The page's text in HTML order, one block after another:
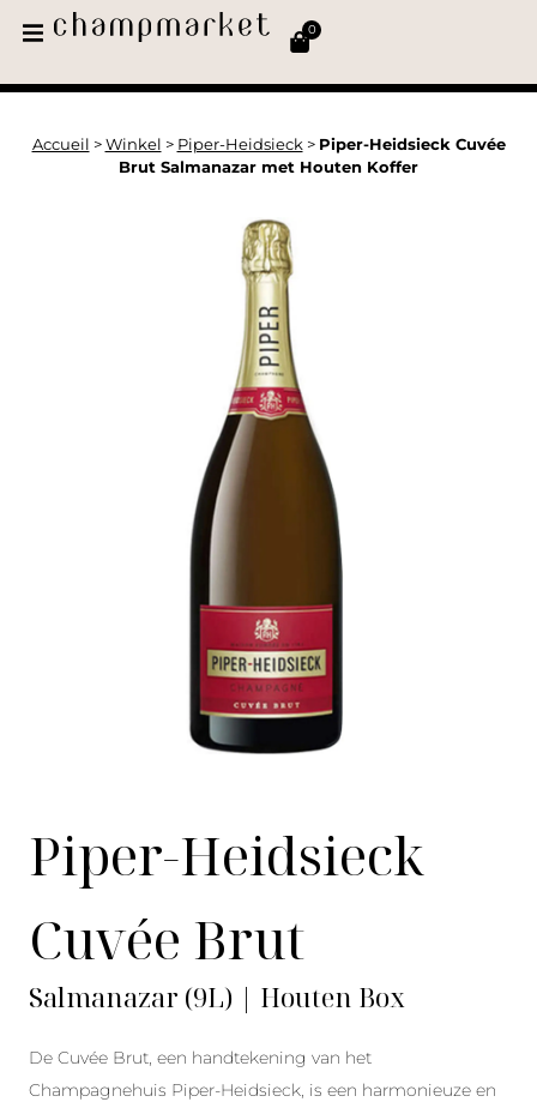
0
Accueil > Winkel > Piper-Heidsieck > Piper-Heidsieck Cuvée
Brut Salmanazar met Houten Koffer
Piper-Heidsieck
Cuvée Brut
Salmanazar (9L) | Houten Box
De Cuvée Brut, een handtekening van het
Champagnehuis Piper-Heidsieck, is een harmonieuze en